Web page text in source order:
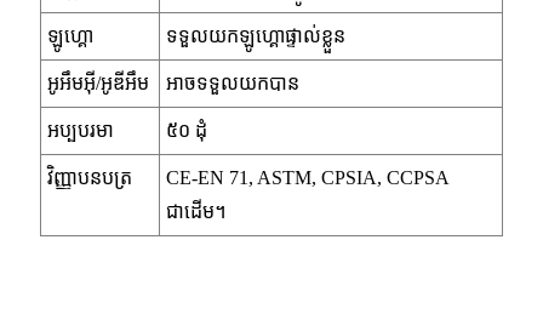
ឡូហ្គោ ទទួលយកឡូហ្គោផ្ទាល់ខ្លួន
អូអឹមអ៊ី/អូឌីអឹម អាចទទួលយកបាន
អប្បបរមា ៥០ ដុំ
វិញ្ញាបនបត្រ
CE-EN 71, ASTM, CPSIA, CCPSA
ជាដើម។